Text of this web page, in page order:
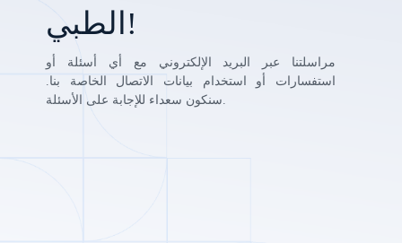
الطبي!
مراسلتنا عبر البريد الإلكتروني مع أي أسئلة أو
استفسارات أو استخدام بيانات الاتصال الخاصة بنا.